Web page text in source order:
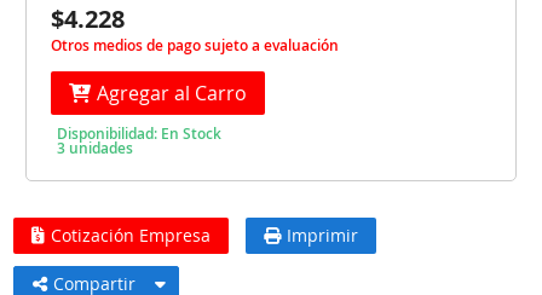
$4.228
Otros medios de pago sujeto a evaluación
Agregar al Carro
Disponibilidad: En Stock
3 unidades
Cotización Empresa Imprimir
Compartir